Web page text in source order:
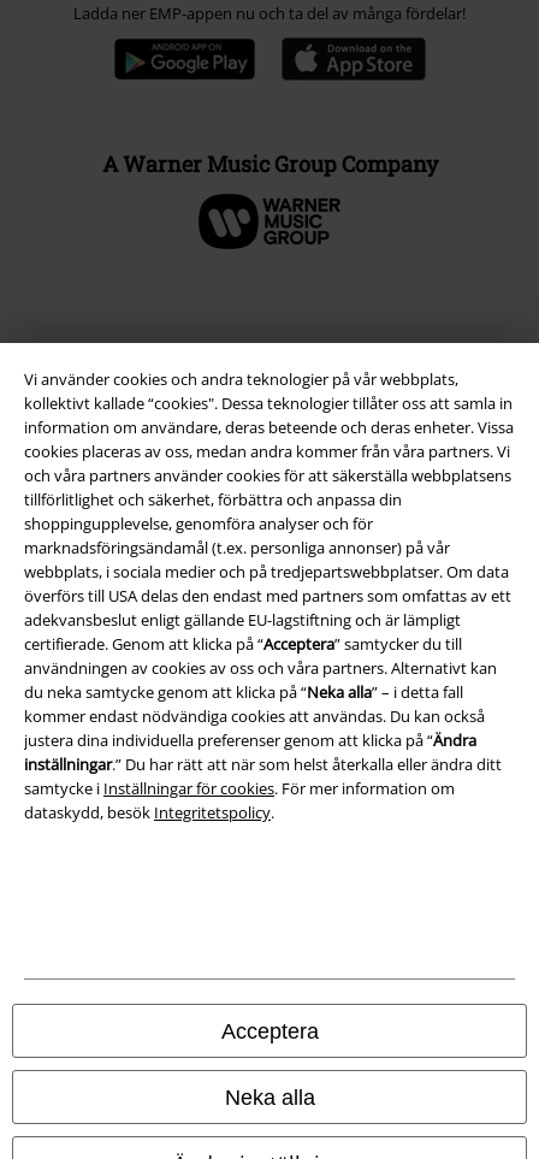
Vi använder cookies och andra teknologier på vår webbplats,
kollektivt kallade “cookies". Dessa teknologier tillåter oss att samla in
information om användare, deras beteende och deras enheter. Vissa
cookies placeras av oss, medan andra kommer från våra partners. Vi
och våra partners använder cookies för att säkerställa webbplatsens
tillförlitlighet och säkerhet, förbättra och anpassa din
shoppingupplevelse, genomföra analyser och för
marknadsföringsändamål (t.ex. personliga annonser) på vår
webbplats, i sociala medier och på tredjepartswebbplatser. Om data
överförs till USA delas den endast med partners som omfattas av ett
adekvansbeslut enligt gällande EU-lagstiftning och är lämpligt
certifierade. Genom att klicka på “Acceptera” samtycker du till
användningen av cookies av oss och våra partners. Alternativt kan
du neka samtycke genom att klicka på “Neka alla” – i detta fall
kommer endast nödvändiga cookies att användas. Du kan också
justera dina individuella preferenser genom att klicka på “Ändra
inställningar.” Du har rätt att när som helst återkalla eller ändra ditt
samtycke i Inställningar för cookies. För mer information om
dataskydd, besök Integritetspolicy.
Acceptera
Neka alla
Ladda ner EMP-appen nu och ta del av många fördelar!
A Warner Music Group Company
Juridisk information/Villkor
Villkor
Om oss
Ladda ner villkoren
Avfallshantering och miljöskydd
Försäkran om överensstämmelse
Information om tillgänglighet
Våra onlinebutiker